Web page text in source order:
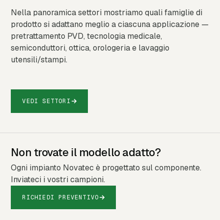
Nella panoramica settori mostriamo quali famiglie di
prodotto si adattano meglio a ciascuna applicazione —
pretrattamento PVD, tecnologia medicale,
semiconduttori, ottica, orologeria e lavaggio
utensili/stampi.
VEDI SETTORI
Non trovate il modello adatto?
Ogni impianto Novatec è progettato sul componente.
Inviateci i vostri campioni.
RICHIEDI PREVENTIVO